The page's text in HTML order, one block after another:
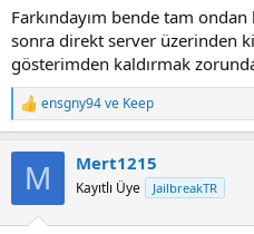
Farkındayım bende tam
sonra direkt server üzerinden
gösterimden kaldırmak
R
e
ensgny94ve Keep
M Mert1215
Kayıtlı Üye JailbreakTR